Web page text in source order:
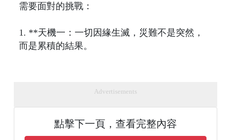
需要面對的挑戰：
1. **天機一：一切因緣生滅，災難不是突然，
而是累積的結果。
Advertisements
點擊下一頁，查看完整內容